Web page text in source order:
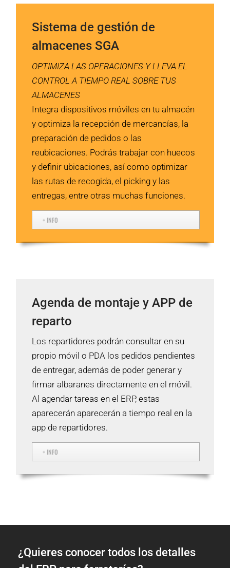
Sistema de gestión de
almacenes SGA
OPTIMIZA LAS OPERACIONES Y LLEVA EL
CONTROL A TIEMPO REAL SOBRE TUS
ALMACENES
Integra dispositivos móviles en tu almacén
y optimiza la recepción de mercancías, la
preparación de pedidos o las
reubicaciones. Podrás trabajar con huecos
y definir ubicaciones, así como optimizar
las rutas de recogida, el picking y las
entregas, entre otras muchas funciones.
+ INFO
Agenda de montaje y APP de
reparto
Los repartidores podrán consultar en su
propio móvil o PDA los pedidos pendientes
de entregar, además de poder generar y
firmar albaranes directamente en el móvil.
Al agendar tareas en el ERP, estas
aparecerán aparecerán a tiempo real en la
app de repartidores.
+ INFO
¿Quieres conocer todos los detalles